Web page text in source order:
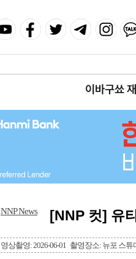
이바구쑈
NNP News [NNP 컷] 유
영상촬영: 2026-06-01 촬영장소: 뉴포 스튜